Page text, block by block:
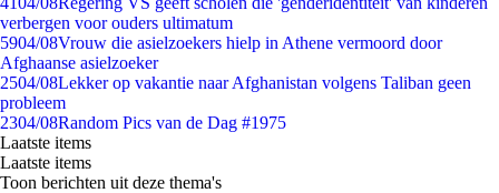
verbergen voor ouders ultimatum
5904/08Vrouw die asielzoekers hielp in Athene vermoord door
Afghaanse asielzoeker
2504/08Lekker op vakantie naar Afghanistan volgens Taliban geen
probleem
2304/08Random Pics van de Dag #1975
Laatste items
Laatste items
Toon berichten uit deze thema's